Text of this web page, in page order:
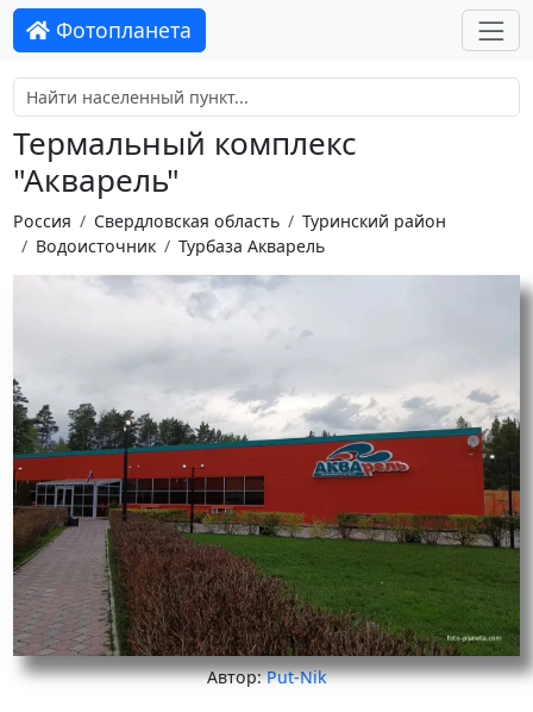
Фотопланета
Термальный комплекс
"Акварель"
Россия Свердловская область
Туринский район
Водоисточник
Турбаза Акварель
Автор:Put-Nik